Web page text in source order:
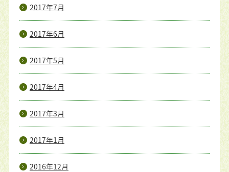
2017年7月
2017年6月
2017年5月
2017年4月
2017年3月
2017年1月
2016年12月